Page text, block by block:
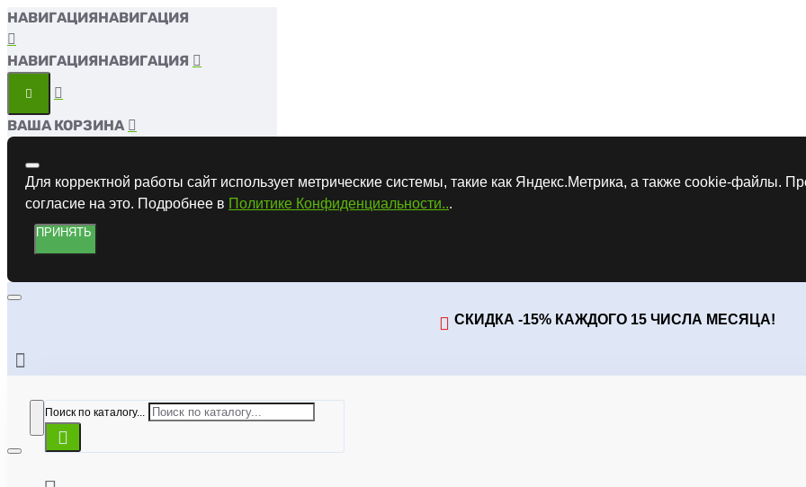
НАВИГАЦИЯ
НАВИГАЦИЯ
ВАША КОРЗИНА
Для корректной работы сайт использует метрические системы, такие как Яндекс.Метрика, а также cookie-файлы.
согласие на это. Подробнее в Политике Конфиденциальности...
ПРИНЯТЬ
СКИДКА -15% КАЖДОГО 15 ЧИСЛА МЕСЯЦА!
Поиск по каталогу...